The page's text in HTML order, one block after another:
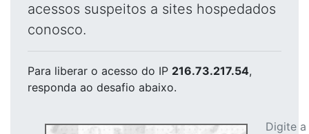
acessos suspeitos a sites hospedados
conosco.
Para liberar o acesso do IP 216.73.217.54,
responda ao desafio abaixo.
Digite